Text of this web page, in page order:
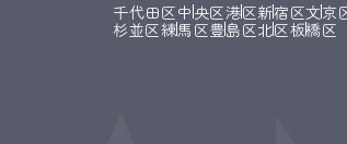
千代田区中央区港区新宿区文京
杉並区練馬区豊島区北区板橋区